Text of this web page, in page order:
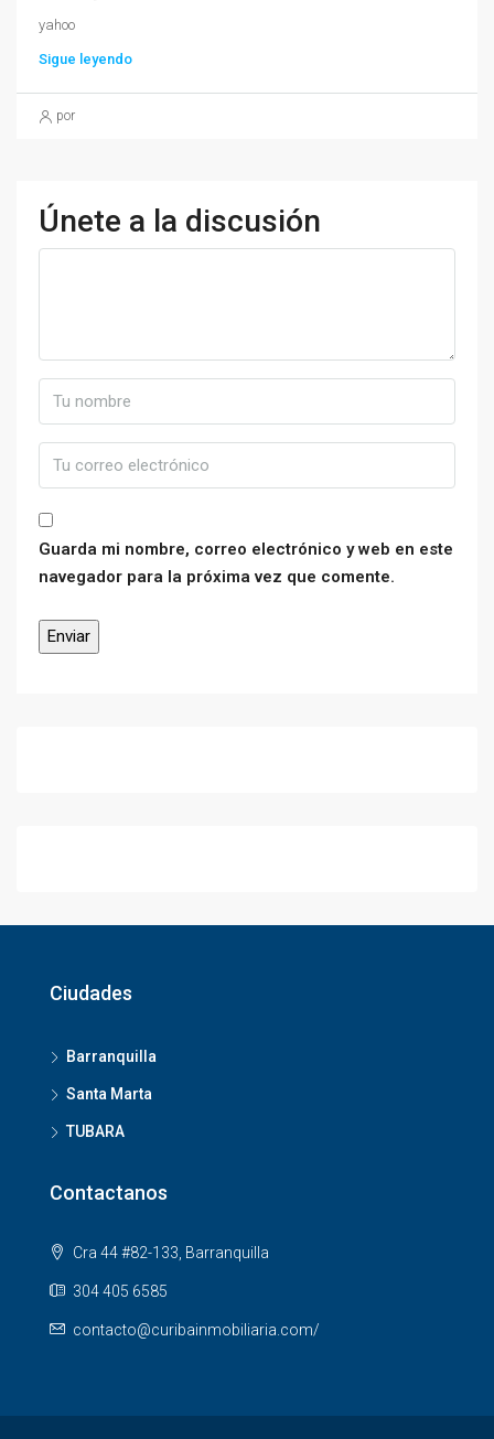
yahoo
Sigue leyendo
por
Únete a la discusión
Guarda mi nombre, correo electrónico y web en este
navegador para la próxima vez que comente.
Ciudades
Barranquilla
Santa Marta
TUBARA
Contactanos
Cra 44 #82-133, Barranquilla
304 405 6585
contacto@curibainmobiliaria.com/